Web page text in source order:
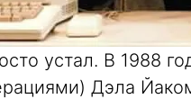
устал. В 1988
Дэла